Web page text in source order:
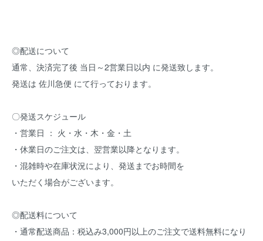
◎配送について
通常、決済完了後 当日～2営業日以内 に発送致します。
発送は 佐川急便 にて行っております。
〇発送スケジュール
・営業日 ： 火・水・木・金・土
・休業日のご注文は、翌営業以降となります。
・混雑時や在庫状況により、発送までお時間を
いただく場合がございます。
◎配送料について
・通常配送商品：税込み3,000円以上のご注文で送料無料になり